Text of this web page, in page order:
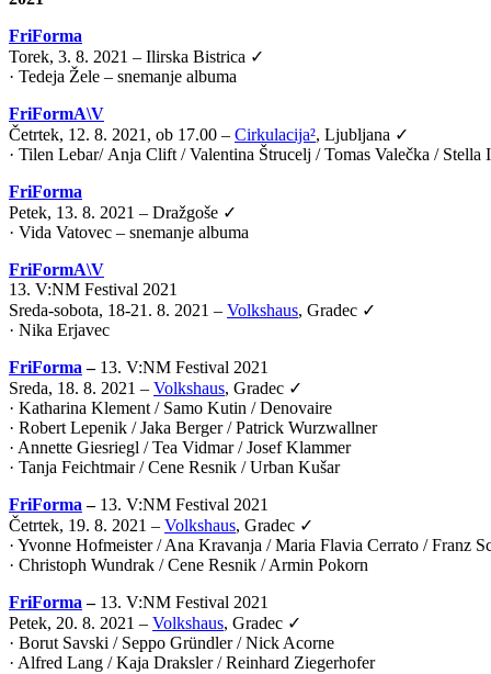
FriForma
Torek, 3. 8. 2021 – Ilirska Bistrica ✓
· Tedeja Žele – snemanje albuma
FriFormA\V
Četrtek, 12. 8. 2021, ob 17.00 – Cirkulacija², Ljubljana ✓
· Tilen Lebar/ Anja Clift /Valentina Štrucelj /Tomas Valečka / Stella
FriForma
Petek, 13. 8. 2021 – Dražgoše ✓
· Vida Vatovec – snemanje albuma
FriFormA\V
13. V:NM Festival 2021
Sreda-sobota, 18-21. 8. 2021 – Volkshaus, Gradec ✓
· Nika Erjavec
FriForma – 13. V:NM Festival 2021
Sreda, 18. 8. 2021 – Volkshaus, Gradec ✓
· Katharina Klement / Samo Kutin / Denovaire
· Robert Lepenik / Jaka Berger / Patrick Wurzwallner
· Annette Giesriegl / Tea Vidmar / Josef Klammer
· Tanja Feichtmair / Cene Resnik / Urban Kušar
FriForma – 13. V:NM Festival 2021
Četrtek, 19. 8. 2021 – Volkshaus, Gradec ✓
· Yvonne Hofmeister / Ana Kravanja / Maria Flavia Cerrato / Franz
· Christoph Wundrak / Cene Resnik / Armin Pokorn
FriForma – 13. V:NM Festival 2021
Petek, 20. 8. 2021 – Volkshaus, Gradec ✓
· Borut Savski / Seppo Gründler / Nick Acorne
· Alfred Lang / Kaja Draksler / Reinhard Ziegerhofer